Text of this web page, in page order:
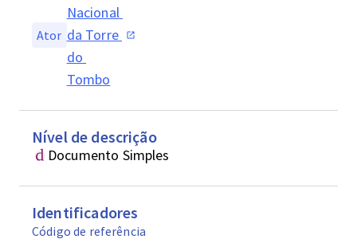
Ator
Nacional
da Torre
do
Tombo
Nível de descrição
Documento Simples
Identificadores
Código de referência